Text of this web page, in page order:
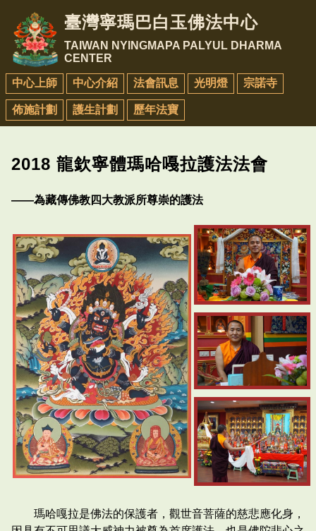
臺灣寧瑪巴白玉佛法中心
TAIWAN NYINGMAPA PALYUL DHARMA
CENTER
中心上師 中心介紹 法會訊息 光明燈 宗諾寺
佈施計劃 護生計劃 歷年法寶
2018 龍欽寧體瑪哈嘠拉護法法會
——為藏傳佛教四大教派所尊崇的護法
瑪哈嘎拉是佛法的保護者，觀世音菩薩的慈悲應化身，